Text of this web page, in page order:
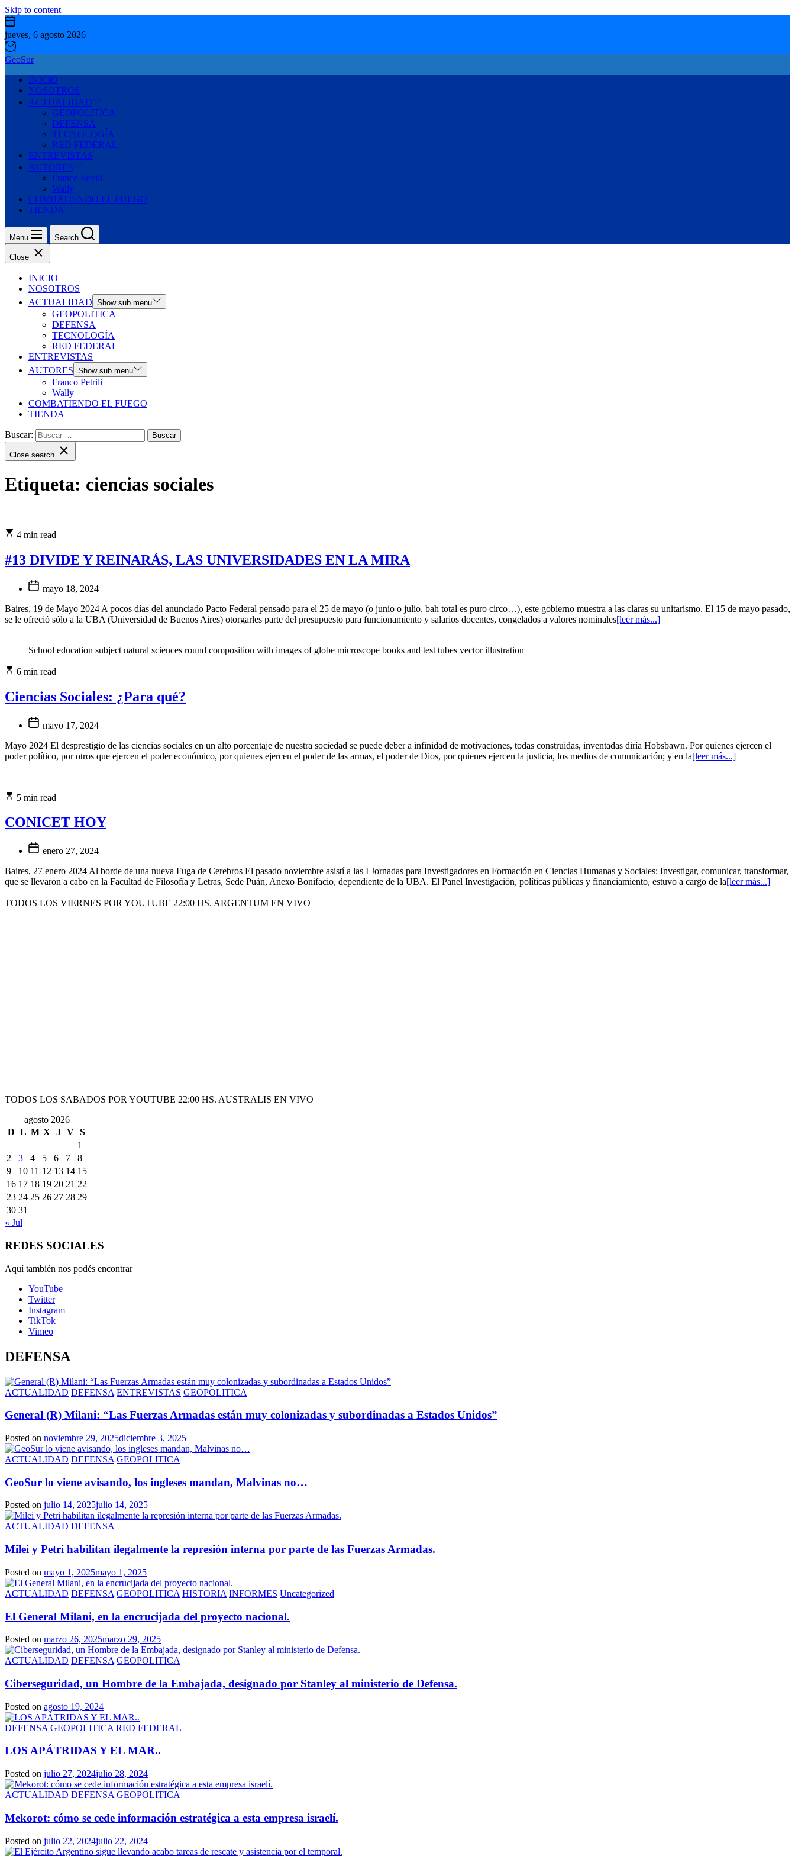
Skip to content
jueves, 6 agosto 2026
GeoSur
INICIO
NOSOTROS
ACTUALIDAD
GEOPOLITICA
DEFENSA
TECNOLOGÍA
RED FEDERAL
ENTREVISTAS
AUTORES
Franco Petrili
Wally
COMBATIENDO EL FUEGO
TIENDA
Menu Search
Close
INICIO
NOSOTROS
ACTUALIDAD Show sub menu
GEOPOLITICA
DEFENSA
TECNOLOGÍA
RED FEDERAL
ENTREVISTAS
AUTORES Show sub menu
Franco Petrili
Wally
COMBATIENDO EL FUEGO
TIENDA
Buscar:
Close search
Etiqueta: ciencias sociales
4 min read
#13 DIVIDE Y REINARÁS, LAS UNIVERSIDADES EN LA MIRA
mayo 18, 2024
Baires, 19 de Mayo 2024 A pocos días del anunciado Pacto Federal pensado para el 25 de mayo (o junio o julio, bah total es puro circo…), este gobierno muestra a las claras su unitarismo. El 15 de mayo pasado,
se le ofreció sólo a la UBA (Universidad de Buenos Aires) otorgarles parte del presupuesto para funcionamiento y salarios docentes, congelados a valores nominales[leer más...]
School education subject natural sciences round composition with images of globe microscope books and test tubes vector illustration
6 min read
Ciencias Sociales: ¿Para qué?
mayo 17, 2024
Mayo 2024 El desprestigio de las ciencias sociales en un alto porcentaje de nuestra sociedad se puede deber a infinidad de motivaciones, todas construidas, inventadas diría Hobsbawn. Por quienes ejercen el
poder político, por otros que ejercen el poder económico, por quienes ejercen el poder de las armas, el poder de Dios, por quienes ejercen la justicia, los medios de comunicación; y en la[leer más...]
5 min read
CONICET HOY
enero 27, 2024
Baires, 27 enero 2024 Al borde de una nueva Fuga de Cerebros El pasado noviembre asistí a las I Jornadas para Investigadores en Formación en Ciencias Humanas y Sociales: Investigar, comunicar, transformar,
que se llevaron a cabo en la Facultad de Filosofía y Letras, Sede Puán, Anexo Bonifacio, dependiente de la UBA. El Panel Investigación, políticas públicas y financiamiento, estuvo a cargo de la[leer más...]
TODOS LOS VIERNES POR YOUTUBE 22:00 HS. ARGENTUM EN VIVO
TODOS LOS SABADOS POR YOUTUBE 22:00 HS. AUSTRALIS EN VIVO
agosto 2026
D L M X J V S
1
2
3 4 5 6 7
8
9
10 11 12 13 14 15
16 17 18 19 20 21 22
23 24 25 26 27 28 29
30 31
« Jul
REDES SOCIALES
Aquí también nos podés encontrar
YouTube
Twitter
Instagram
TikTok
Vimeo
DEFENSA
ACTUALIDAD DEFENSA ENTREVISTAS GEOPOLITICA
General (R) Milani: “Las Fuerzas Armadas están muy colonizadas y subordinadas a Estados Unidos”
Posted on noviembre 29, 2025diciembre 3, 2025
ACTUALIDAD DEFENSA GEOPOLITICA
GeoSur lo viene avisando, los ingleses mandan, Malvinas no…
Posted on julio 14, 2025julio 14, 2025
ACTUALIDAD DEFENSA
Milei y Petri habilitan ilegalmente la represión interna por parte de las Fuerzas Armadas.
Posted on mayo 1, 2025mayo 1, 2025
ACTUALIDAD DEFENSA GEOPOLITICA HISTORIA INFORMES Uncategorized
El General Milani, en la encrucijada del proyecto nacional.
Posted on marzo 26, 2025marzo 29, 2025
ACTUALIDAD DEFENSA GEOPOLITICA
Ciberseguridad, un Hombre de la Embajada, designado por Stanley al ministerio de Defensa.
Posted on agosto 19, 2024
DEFENSA GEOPOLITICA RED FEDERAL
LOS APÁTRIDAS Y EL MAR..
Posted on julio 27, 2024julio 28, 2024
ACTUALIDAD DEFENSA GEOPOLITICA
Mekorot: cómo se cede información estratégica a esta empresa israelí.
Posted on julio 22, 2024julio 22, 2024